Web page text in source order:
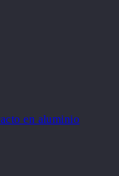
en aluminio